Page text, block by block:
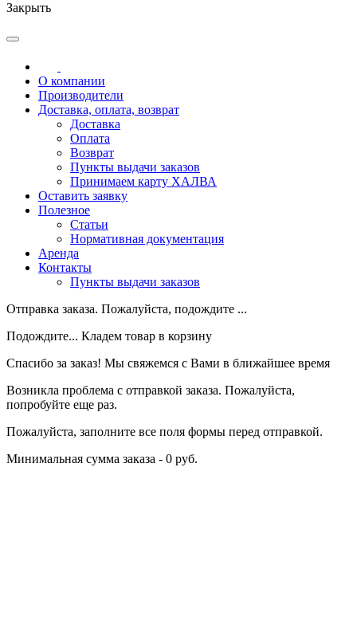
Закрыть
О компании
Производители
Доставка, оплата, возврат
Доставка
Оплата
Возврат
Пункты выдачи заказов
Принимаем карту ХАЛВА
Оставить заявку
Полезное
Статьи
Нормативная документация
Аренда
Контакты
Пункты выдачи заказов
Отправка заказа. Пожалуйста, подождите ...
Подождите... Кладем товар в корзину
Спасибо за заказ! Мы свяжемся с Вами в ближайшее время
Возникла проблема с отправкой заказа. Пожалуйста,
попробуйте еще раз.
Пожалуйста, заполните все поля формы перед отправкой.
Минимальная сумма заказа - 0 руб.